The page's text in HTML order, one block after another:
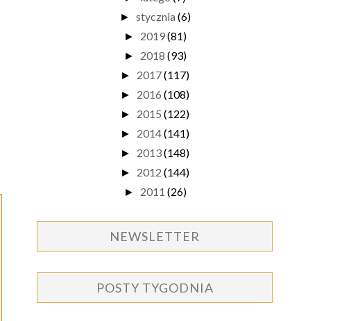
► stycznia (6)
► 2019(81)
► 2018 (93)
► 2017(117)
► 2016 (108)
► 2015 (122)
► 2014(141)
► 2013(148)
► 2012 (144)
► 2011 (26)
NEWSLETTER
POSTY TYGODNIA